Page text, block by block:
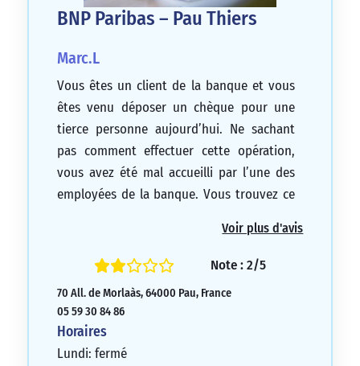
BNP Paribas – Pau Thiers
Marc.L
Vous êtes un client de la banque et vous
êtes venu déposer un chèque pour une
tierce personne aujourd’hui. Ne sachant
pas comment effectuer cette opération,
vous avez été mal accueilli par l’une des
employées de la banque. Vous trouvez ce
1/5
Voir plus d'avis
Note : 2/5
70 All. de Morlaàs, 64000 Pau, France
05 59 30 84 86
Horaires
Lundi: fermé